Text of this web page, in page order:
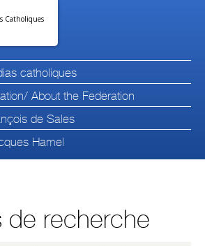
catholiques
About the Federation
de Sales
Hamel
de recherche